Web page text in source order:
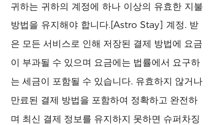
귀하는 귀하의 계정에 하나 이상의 유효한 지불
방법을 유지해야 합니다.[Astro Stay] 계정. 받
은 모든 서비스로 인해 저장된 결제 방법에 요금
이 부과될 수 있으며 요금에는 법률에서 요구하
는 세금이 포함될 수 있습니다. 유효하지 않거나
만료된 결제 방법을 포함하여 정확하고 완전하
며 최신 결제 정보를 유지하지 못하면 슈퍼차징